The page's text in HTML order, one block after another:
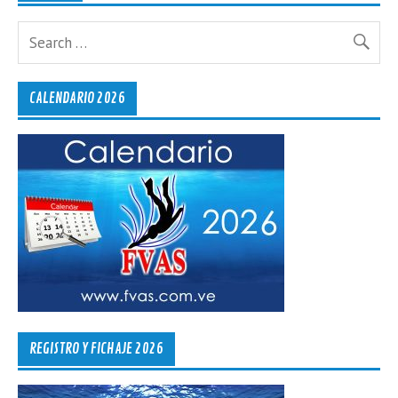
CALENDARIO 2026
REGISTRO Y FICHAJE 2026